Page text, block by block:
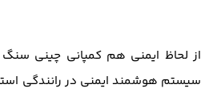
از لحاظ ایمنی هم کمپانی چینی
سیستم هوشمند ایمنی در رانندگی